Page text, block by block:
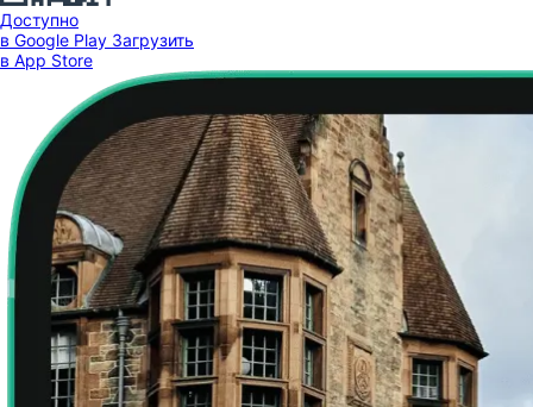
Доступно
в Google Play Загрузить
в App Store